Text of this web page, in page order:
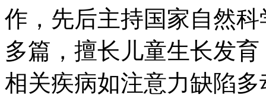
作，先后主持国家自然
多篇，擅长儿童生长发
相关疾病如注意力缺陷